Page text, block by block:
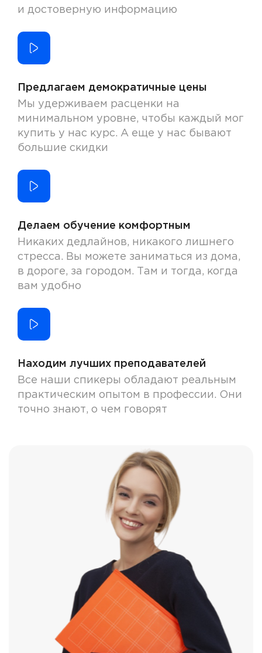
и достоверную информацию
Предлагаем демократичные цены
Мы удерживаем расценки на
минимальном уровне, чтобы каждый мог
купить у нас курс. А еще у нас бывают
большие скидки
Делаем обучение комфортным
Никаких дедлайнов, никакого лишнего
стресса. Вы можете заниматься из дома,
в дороге, за городом. Там и тогда, когда
вам удобно
Находим лучших преподавателей
Все наши спикеры обладают реальным
практическим опытом в профессии. Они
точно знают, о чем говорят